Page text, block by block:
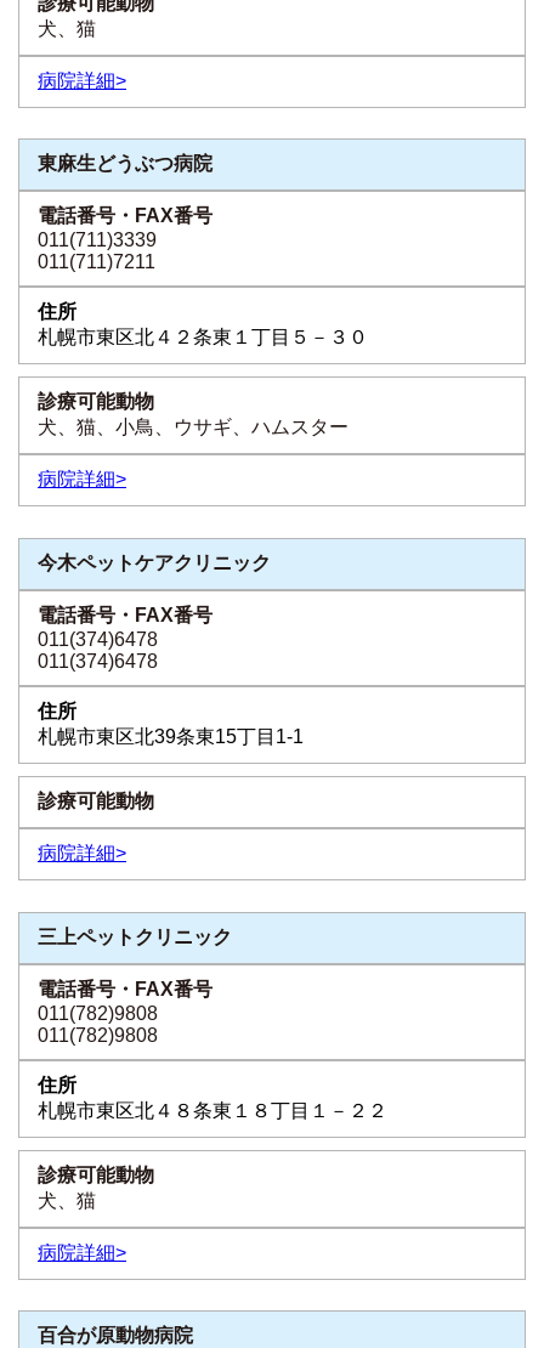
犬、猫
病院詳細>
東麻生どうぶつ病院
011(711)3339
011(711)7211
札幌市東区北４２条東１丁目５－３０
犬、猫、小鳥、ウサギ、ハムスター
病院詳細>
今木ペットケアクリニック
011(374)6478
011(374)6478
札幌市東区北39条東15丁目1-1
病院詳細>
三上ペットクリニック
011(782)9808
011(782)9808
札幌市東区北４８条東１８丁目１－２２
犬、猫
病院詳細>
百合が原動物病院